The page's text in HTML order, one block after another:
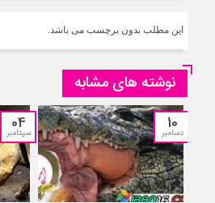
این مطلب بدون برچسب می باشد.
نوشته های مشابه
10
دسامبر 04
سپتامبر